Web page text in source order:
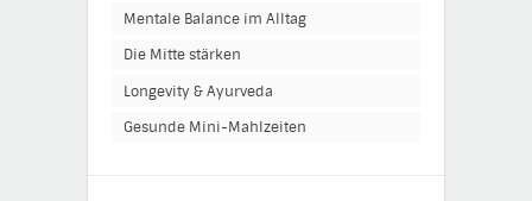
Mentale Balance im Alltag
Die Mitte stärken
Longevity & Ayurveda
Gesunde Mini-Mahlzeiten